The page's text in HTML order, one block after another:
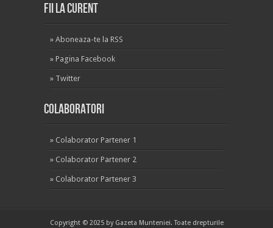
Fii la curent
» Aboneaza-te la RSS
» Pagina Facebook
» Twitter
Colaboratori
» Colaborator Partener 1
» Colaborator Partener 2
» Colaborator Partener 3
Copyright © 2025 by Gazeta Munteniei. Toate drepturile